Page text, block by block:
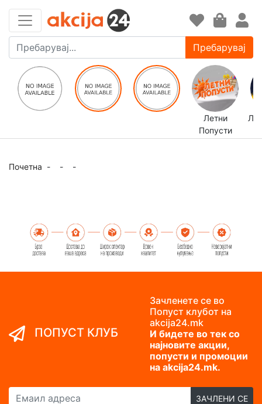
Пребарувај
Летни
Попусти
Почетна - - -
ПОПУСТ КЛУБ
Зачленете се во
Попуст клубот на
akcija24.mk
И бидете во тек со
најновите акции,
попусти и промоции
на akcija24.mk.
Емаил адреса
ЗАЧЛЕНИ СЕ